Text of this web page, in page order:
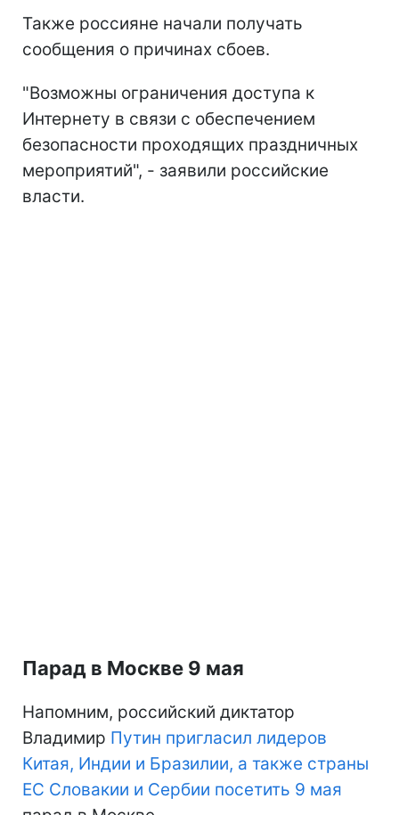
Также россияне начали получать
сообщения о причинах сбоев.
"Возможны ограничения доступа к
Интернету в связи с обеспечением
безопасности проходящих праздничных
мероприятий", - заявили российские
власти.
Парад в Москве 9 мая
Напомним, российский диктатор
Владимир Путин пригласил лидеров
Китая, Индии и Бразилии, а также страны
ЕС Словакии и Сербии посетить 9 мая